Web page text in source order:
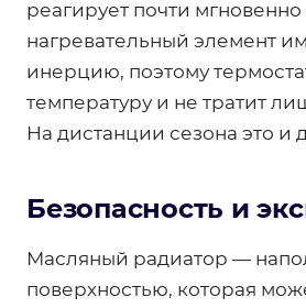
реагирует почти
нагревательный элемент
инерцию, поэтому
температуру и не тратит
На дистанции сезона это и
Безопасность и
Масляный радиатор —
поверхностью, которая